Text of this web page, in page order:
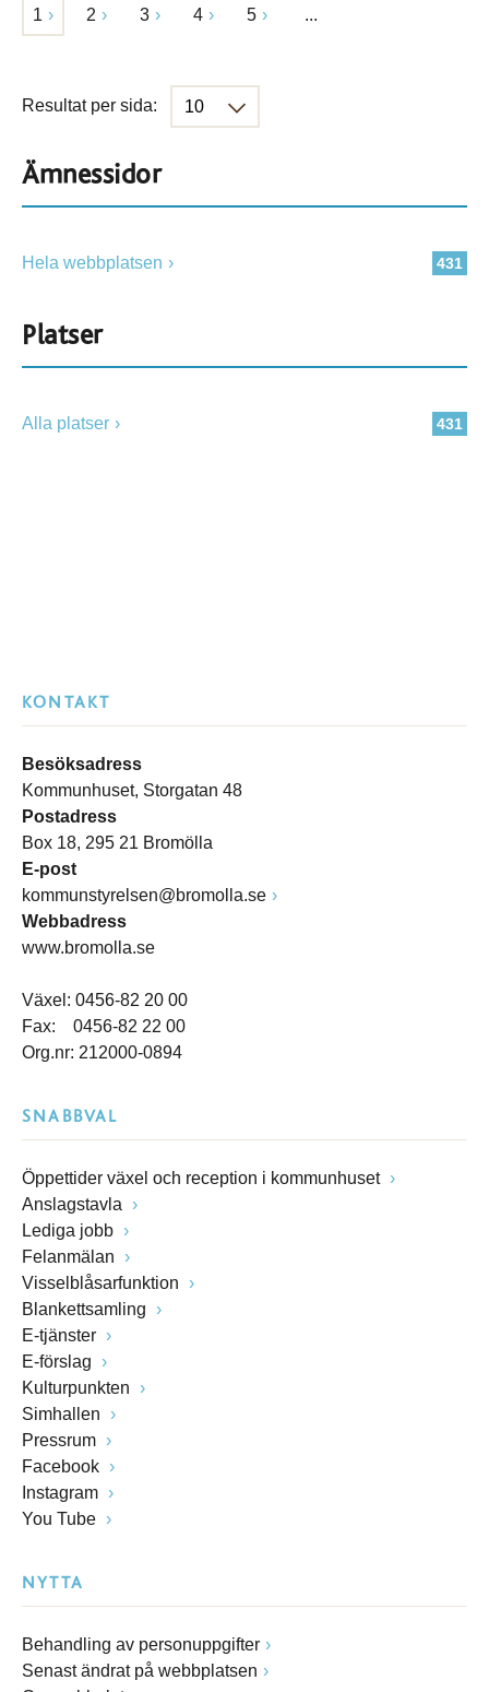
1 2 3 4 5 ...
Resultat per sida:
Ämnessidor
431
Hela webbplatsen
Platser
431
Alla platser
KONTAKT
Besöksadress
Kommunhuset, Storgatan 48
Postadress
Box 18, 295 21 Bromölla
E-post
kommunstyrelsen@bromolla.se
Webbadress
www.bromolla.se
Växel: 0456-82 20 00
Fax: 0456-82 22 00
Org.nr: 212000-0894
SNABBVAL
Öppettider växel och reception i kommunhuset
Anslagstavla
Lediga jobb
Felanmälan
Visselblåsarfunktion
Blankettsamling
E-tjänster
E-förslag
Kulturpunkten
Simhallen
Pressrum
Facebook
Instagram
You Tube
NYTTA
Behandling av personuppgifter
Senast ändrat på webbplatsen